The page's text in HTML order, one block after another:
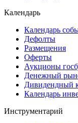
Календарь
Календарь
Дефолты
Размещения
Оферты
Аукционы
Денежный
Дивидендный
Календарь
Инструментарий